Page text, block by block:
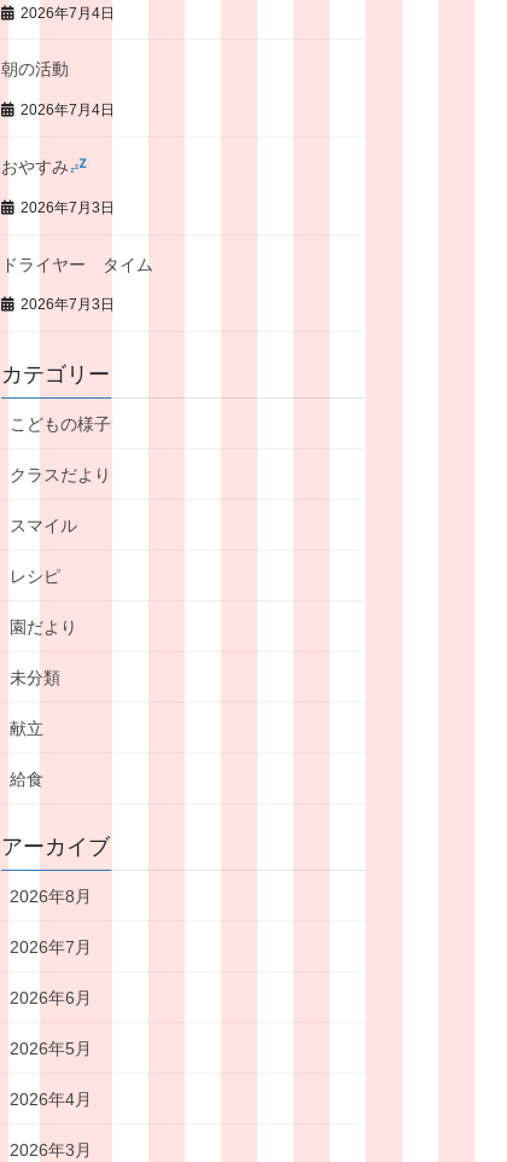
2026年7月4日
朝の活動
2026年7月4日
おやすみ
2026年7月3日
ドライヤー タイム
2026年7月3日
カテゴリー
こどもの様子
クラスだより
スマイル
レシピ
園だより
未分類
献立
給食
アーカイブ
2026年8月
2026年7月
2026年6月
2026年5月
2026年4月
2026年3月